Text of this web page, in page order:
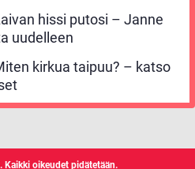
hissi putosi – Janne
uudelleen
kirkua taipuu? – katso
Kaikki oikeudet pidätetään.